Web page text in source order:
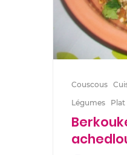
Couscous
Légumes
Plat